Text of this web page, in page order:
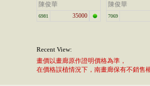
陳俊華
6981 35000
陳俊華
7069
Recent View:
畫價以畫廊原作證明價格為準，
在價格誤植情況下，南畫廊保有不銷售權